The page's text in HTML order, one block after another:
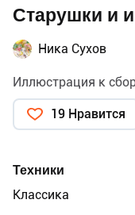
Старушки и
Ника Сухов
Иллюстрация к
19 Нравится
Техники
Классика